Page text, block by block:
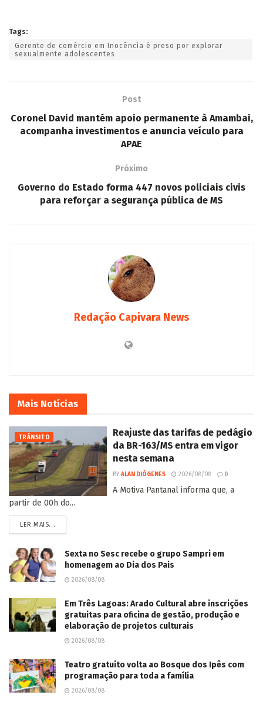
Tags:
Gerente de comércio em Inocência é preso por explorar
sexualmente adolescentes
Post
Coronel David mantém apoio permanente à Amambai,
acompanha investimentos e anuncia veículo para
APAE
Próximo
Governo do Estado forma 447 novos policiais civis
para reforçar a segurança pública de MS
Redação Capivara News
Mais Notícias
TRÂNSITO
Reajuste das tarifas de pedágio
da BR-163/MS entra em vigor
nesta semana
BY ALAN DIÓGENES 2026/08/08 0
A Motiva Pantanal informa que, a
partir de 00h do...
LER MAIS...
Sexta no Sesc recebe o grupo Sampri em
homenagem ao Dia dos Pais
2026/08/08
Em Três Lagoas: Arado Cultural abre inscrições
gratuitas para oficina de gestão, produção e
elaboração de projetos culturais
2026/08/08
Teatro gratuito volta ao Bosque dos Ipês com
programação para toda a família
2026/08/08